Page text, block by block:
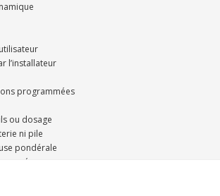
l’installateur
programmées
ou dosage
ni pile
pondérale